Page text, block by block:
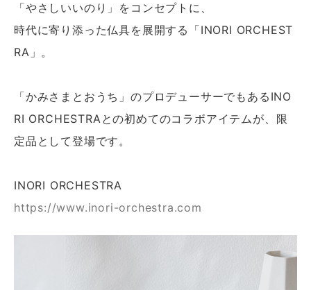
「やさしいいのり」をコンセプトに、
時代に寄り添った仏具を展開する「INORI ORCHEST
RA」。
「かみさまとおうち」のプロデューサーでもあるINO
RI ORCHESTRAとの初めてのコラボアイテムが、限
定品として登場です。
INORI ORCHESTRA
https://www.inori-orchestra.com